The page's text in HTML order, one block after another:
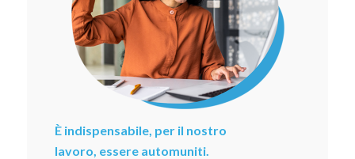
È indispensabile, per il nostro
lavoro, essere automuniti.